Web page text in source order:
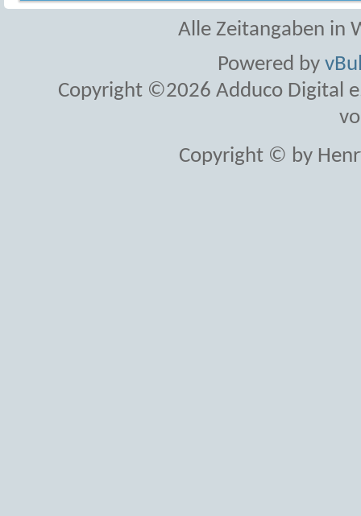
Alle Zeitangaben in
Powered by
Copyright ©2026 Adduco Digital
Copyright © by